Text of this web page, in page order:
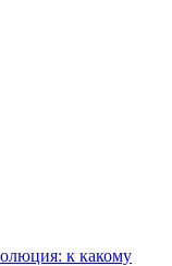
к какому